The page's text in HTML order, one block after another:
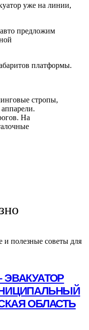
уже на линии,
предложим
платформы.
стропы,
На
и полезные советы для
ЭВАКУАТОР
ОБЛАСТЬ